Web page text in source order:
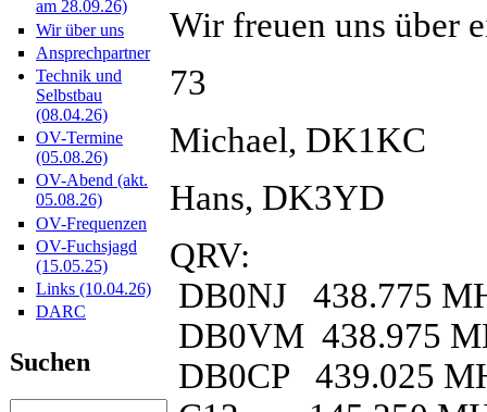
am 28.09.26)
Wir über uns
Ansprechpartner
Technik und
Selbstbau
(08.04.26)
OV-Termine
(05.08.26)
OV-Abend (akt.
05.08.26)
OV-Frequenzen
OV-Fuchsjagd
(15.05.25)
Links (10.04.26)
DARC
Suchen
Wir freuen uns über
73
Michael, DK1KC
Hans, DK3YD
QRV:
DB0NJ 438.775
DB0VM 438.975
DB0CP 439.025